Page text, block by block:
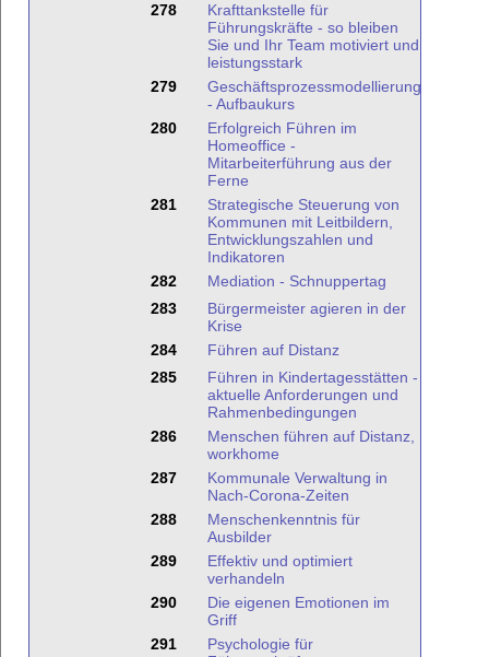
278
Krafttankstelle für
Führungskräfte - so bleiben
Sie und Ihr Team motiviert und
leistungsstark
279
Geschäftsprozessmodellierung
- Aufbaukurs
280
Erfolgreich Führen im
Homeoffice -
Mitarbeiterführung aus der
Ferne
281
Strategische Steuerung von
Kommunen mit Leitbildern,
Entwicklungszahlen und
Indikatoren
282
Mediation - Schnuppertag
283
Bürgermeister agieren in der
Krise
284
Führen auf Distanz
285
Führen in Kindertagesstätten -
aktuelle Anforderungen und
Rahmenbedingungen
286
Menschen führen auf Distanz,
workhome
287
Kommunale Verwaltung in
Nach-Corona-Zeiten
288
Menschenkenntnis für
Ausbilder
289
Effektiv und optimiert
verhandeln
290
Die eigenen Emotionen im
Griff
291
Psychologie für